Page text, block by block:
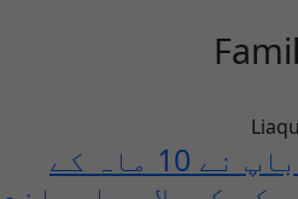
لیاقت آباد میں باپ نے 10 ماہ کے